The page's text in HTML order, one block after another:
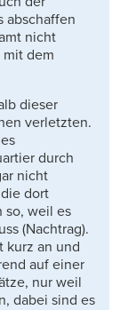
abschaffen
nicht
mit dem
dieser
verletzten.
durch
nicht
dort
so, weil es
(Nachtrag).
kurz an und
auf einer
nur weil
dabei sind es